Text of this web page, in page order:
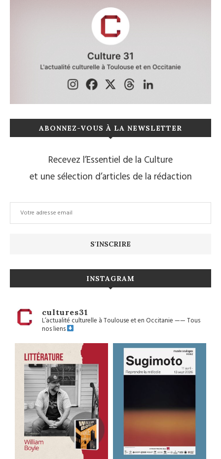
ABONNEZ-VOUS À LA NEWSLETTER
Recevez l’Essentiel de la Culture
et une sélection d’articles de la rédaction
INSTAGRAM
cultures31
L’actualité culturelle à Toulouse et en Occitanie——Tous
nos liens